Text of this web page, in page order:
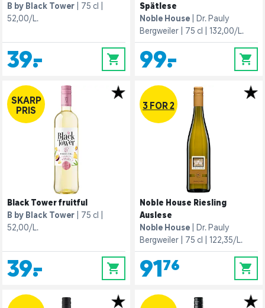
B by Black Tower
75 cl
52,00/L.
39,- 0
Spätlese
Noble House
Dr. Pauly
Bergweiler
75 cl 132,00/L.
99,- 0
SKARP
PRIS
Black Tower fruitful
B by Black Tower
75 cl
52,00/L.
39,- 0
3 FOR 2
Noble House Riesling
Auslese
Noble House
Dr. Pauly
Bergweiler
75 cl 122,35/L.
91,76 0